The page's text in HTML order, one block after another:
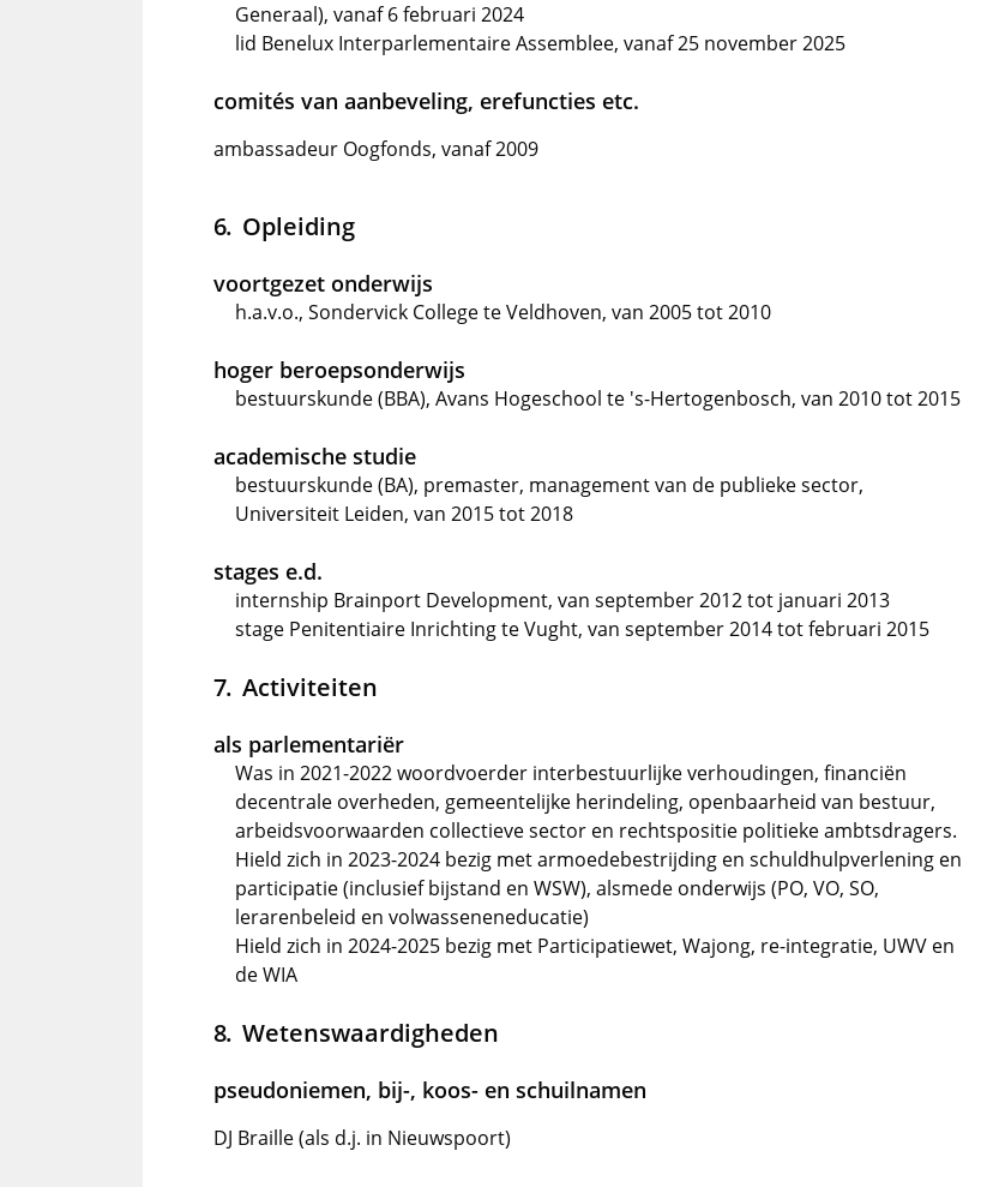
Generaal), vanaf 6 februari 2024
lid Benelux Interparlementaire Assemblee, vanaf 25 november 2025
comités van aanbeveling, erefuncties etc.
ambassadeur Oogfonds, vanaf 2009
Opleiding
voortgezet onderwijs
h.a.v.o., Sondervick College te Veldhoven, van 2005 tot 2010
hoger beroepsonderwijs
bestuurskunde (BBA), Avans Hogeschool te 's-Hertogenbosch, van 2010 tot 2015
academische studie
bestuurskunde (BA), premaster, management van de publieke sector,
Universiteit Leiden, van 2015 tot 2018
stages e.d.
internship Brainport Development, van september 2012 tot januari 2013
stage Penitentiaire Inrichting te Vught, van september 2014 tot februari 2015
Activiteiten
als parlementariër
Was in 2021-2022 woordvoerder interbestuurlijke verhoudingen, financiën
decentrale overheden, gemeentelijke herindeling, openbaarheid van bestuur,
arbeidsvoorwaarden collectieve sector en rechtspositie politieke ambtsdragers.
Hield zich in 2023-2024 bezig met armoedebestrijding en schuldhulpverlening en
participatie (inclusief bijstand en WSW), alsmede onderwijs (PO, VO, SO,
lerarenbeleid en volwasseneneducatie)
Hield zich in 2024-2025 bezig met Participatiewet, Wajong, re-integratie, UWV en
de WIA
Wetenswaardigheden
pseudoniemen, bij-, koos- en schuilnamen
DJ Braille (als d.j. in Nieuwspoort)